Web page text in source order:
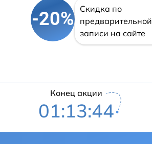
-20%
Скидка по
предварительной
записи на сайте
Конец акции
01:13:43